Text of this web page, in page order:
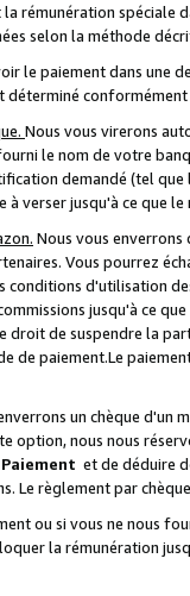
rémunération spéciale
selon la méthode
le paiement dans une
déterminé
Nous vous virerons
le nom de votre
demandé (tel que
verser jusqu'à ce que
Nous vous
Vous pourrez
conditions d'utilisation
jusqu'à ce
droit de suspendre la
de paiement.Le
un chèque d'un
option, nous nous
et de déduire
Le règlement par
ou si vous ne nous
la rémunération